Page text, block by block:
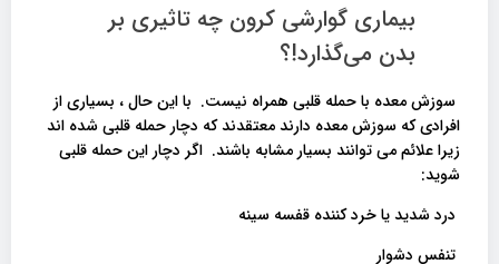
بیماری گوارشی کرون چه تاثیری بر
بدن می‌گذارد!؟
سوزش معده با حمله قلبی همراه نیست. با این حال ، بسیاری از
افرادی که سوزش معده دارند معتقدند که دچار حمله قلبی شده اند
زیرا علائم می توانند بسیار مشابه باشند. اگر دچار این حمله قلبی
شوید:
درد شدید یا خرد کننده قفسه سینه
تنفس دشوار